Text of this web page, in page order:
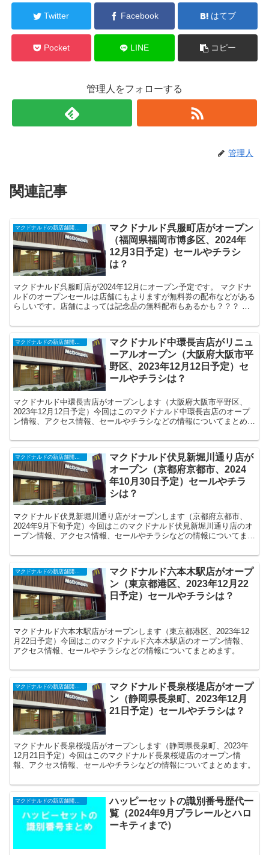
Twitter Facebook はてブ
Pocket LINE コピー
管理人をフォローする
管理人
関連記事
マクドナルドの新店舗開店・閉店・オープンセール（2025年）
マクドナルド呉服町店がオープン
（福岡県福岡市博多区、2024年
12月3日予定）セールやチラシ
は？
マクドナルド呉服町店が2024年12月にオープン予定です。 マクドナ
ルドのオープンセールは店舗にもよりますが無料券の配布などがある
らしいです。店舗によっては記念品の無料配布もあるかも？？？ と
マクドナルドの新店舗開店・閉店・オープンセール（2025年）
マクドナルド中環長吉店がリニュ
ーアルオープン（大阪府大阪市平
野区、2023年12月12日予定）セ
ールやチラシは？
マクドナルド中環長吉店がオープンします（大阪府大阪市平野区、
2023年12月12日予定）今回はこのマクドナルド中環長吉店のオープ
ン情報、アクセス情報、セールやチラシなどの情報についてまとめま
マクドナルド伏見新堀川通り店が
オープン（京都府京都市、2024
年10月30日予定）セールやチラ
シは？
マクドナルド伏見新堀川通り店がオープンします（京都府京都市、
2024年9月下旬予定）今回はこのマクドナルド伏見新堀川通り店のオ
ープン情報、アクセス情報、セールやチラシなどの情報についてまと
マクドナルドの新店舗開店・閉店・オープンセール（2025年）
マクドナルド六本木駅店がオープ
ン（東京都港区、2023年12月22
日予定）セールやチラシは？
マクドナルド六本木駅店がオープンします（東京都港区、2023年12
月22日予定）今回はこのマクドナルド六本木駅店のオープン情報、
アクセス情報、セールやチラシなどの情報についてまとめます。
マクドナルド長泉桜堤店がオープ
ン（静岡県長泉町、2023年12月
21日予定）セールやチラシは？
マクドナルド長泉桜堤店がオープンします（静岡県長泉町、2023年
12月21日予定）今回はこのマクドナルド長泉桜堤店のオープン情
報、アクセス情報、セールやチラシなどの情報についてまとめます。
マクドナルドの新店舗開店・閉店・オープンセール（2025年）
ハッピーセットの識別番号歴代一
覧（2024年9月プラレールとハロ
ーキティまで）